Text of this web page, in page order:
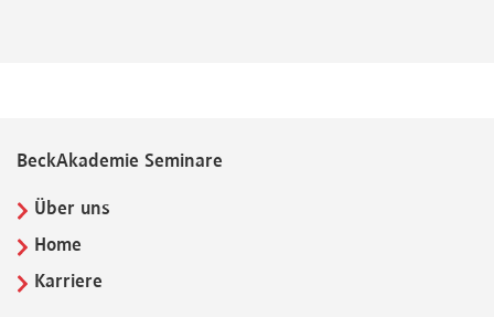
BeckAkademie Seminare
Über uns
Home
Karriere